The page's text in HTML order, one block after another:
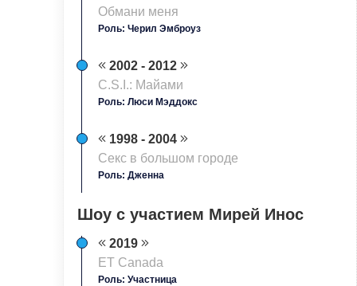
Обмани меня
Роль: Черил Эмброуз
2002 - 2012
C.S.I.: Майами
Роль: Люси Мэддокс
1998 - 2004
Секс в большом городе
Роль: Дженна
Шоу с участием Мирей Инос
2019
ET Canada
Роль: Участница